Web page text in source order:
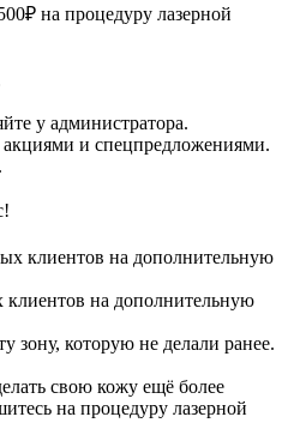
на процедуру лазерной
у администратора.
и спецпредложениями.
клиентов на дополнительную
зону, которую не делали ранее.
свою кожу ещё более
на процедуру лазерной